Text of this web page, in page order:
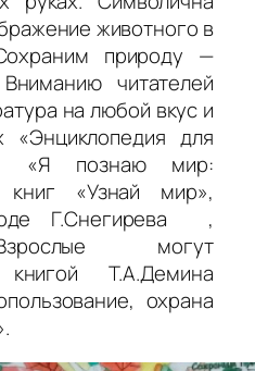
животного в
природу —
читателей
на любой вкус и
для
«Я познаю мир:
книг «Узнай мир»,
Г.Снегирева ,
могут
Т.А.Демина
охрана